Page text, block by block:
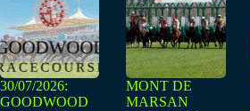
30/07/2026:
GOODWOOD
MONT DE
MARSAN